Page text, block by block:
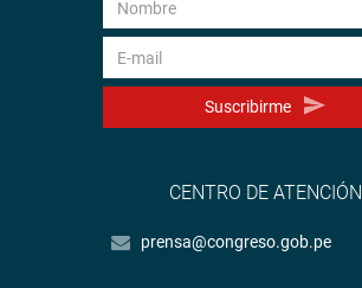
Suscribirme
CENTRO DE ATENCIÓN
prensa@congreso.gob.pe